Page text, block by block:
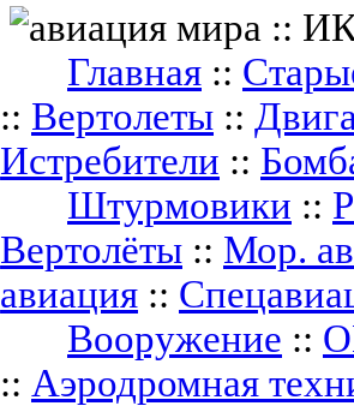
Главная ::
:: Вертолеты ::
Истребители ::
Штурмовики ::
Вертолёты :: Мор.
авиация ::
Вооружение ::
:: Аэродромная